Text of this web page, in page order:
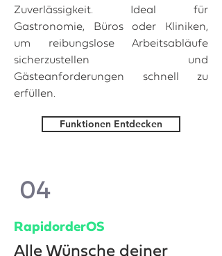
Zuverlässigkeit. Ideal für
Gastronomie, Büros oder Kliniken,
um reibungslose Arbeitsabläufe
sicherzustellen und
Gästeanforderungen schnell zu
erfüllen.
Funktionen Entdecken
04
RapidorderOS
Alle Wünsche deiner